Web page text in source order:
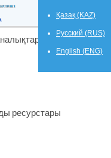
Қазақ (KAZ)
Русский (RUS)
English (ENG)
ресурстары